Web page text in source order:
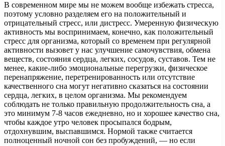
В современном мире мы не можем вообще избежать стресса,
поэтому условно разделяем его на положительный и
отрицательный стресс, или дистресс. Умеренную физическую
активность мы воспринимаем, конечно, как положительный
стресс для организма, который со временем при регулярной
активности вызовет у нас улучшение самочувствия, обмена
веществ, состояния сердца, легких, сосудов, суставов. Тем не
менее, какие-либо эмоциональные перегрузки, физическое
перенапряжение, перетренированность или отсутствие
качественного сна могут негативно сказаться на состоянии
сердца, легких, в целом организма. Мы рекомендуем
соблюдать не только правильную продолжительность сна, а
это минимум 7-8 часов ежедневно, но и хорошее качество сна,
чтобы каждое утро человек просыпался бодрым,
отдохнувшим, выспавшимся. Нормой также считается
полноценный ночной сон без пробуждений, — но если